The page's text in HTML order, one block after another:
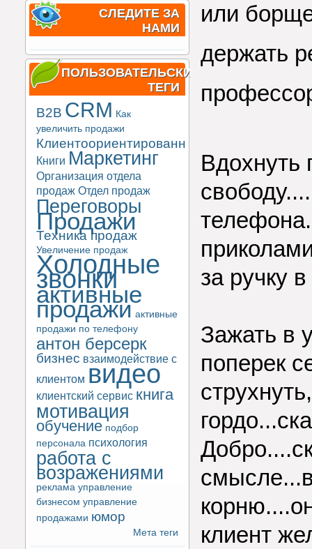
СЛЕДИТЕ ЗА
НАМИ
ПОЛЬЗОВАТЕЛЬСКИЕ
ТЕГИ
B2B CRM Как
увеличить продажи
Клиентоориентированность
Книги Маркетинг
Организация отдела
продаж Отдел продаж
Переговоры
Продажи
Техника продаж
Увеличение продаж
Холодные
звонки
активные
продажи активные
продажи по телефону
антон берсерк
бизнес взаимодействие с
клиентом видео
клиентский сервис книга
мотивация
обучение подбор
персонала психология
работа с
возражениями
реклама управление
бизнесом управление
продажами юмор
Мета теги
или
держать
Вдохнуть
за ручку
Зажать в
поперек
клиент